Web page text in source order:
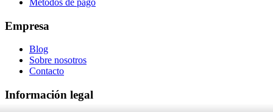
Métodos de pago
Empresa
Blog
Sobre nosotros
Contacto
Información legal